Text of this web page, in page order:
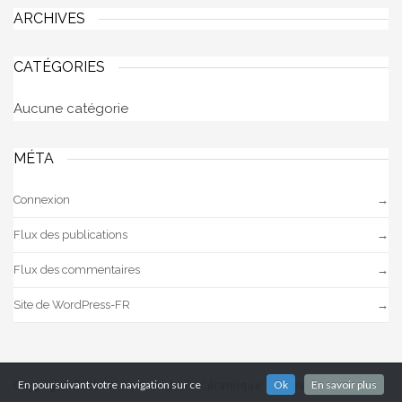
ARCHIVES
CATÉGORIES
Aucune catégorie
MÉTA
Connexion
Flux des publications
Flux des commentaires
Site de WordPress-FR
Copyright © 2023 - Musée de la Céramique de Desvres
En poursuivant votre navigation sur ce Ok En savoir plus